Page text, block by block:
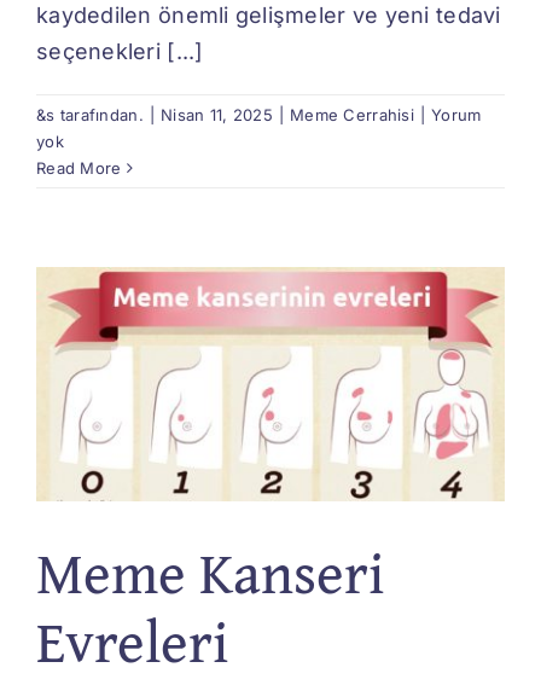
kaydedilen önemli gelişmeler ve yeni tedavi
seçenekleri [...]
&s tarafından. Nisan 11, 2025 Meme Cerrahisi
Yorum
yok
Read More
Meme Kanseri
Evreleri